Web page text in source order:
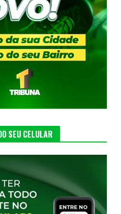
SEU CELULAR